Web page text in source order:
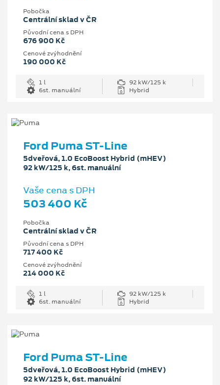
Pobočka
Centrální sklad v ČR
Původní cena s DPH
676 900 Kč
Cenové zvýhodnění
190 000 Kč
1 l
92 kW/125 k
6st. manuální
Hybrid
Ford Puma ST-Line
5dveřová, 1.0 EcoBoost Hybrid (mHEV)
92 kW/125 k, 6st. manuální
Vaše cena s DPH
503 400 Kč
Pobočka
Centrální sklad v ČR
Původní cena s DPH
717 400 Kč
Cenové zvýhodnění
214 000 Kč
1 l
92 kW/125 k
6st. manuální
Hybrid
Ford Puma ST-Line
5dveřová, 1.0 EcoBoost Hybrid (mHEV)
92 kW/125 k, 6st. manuální